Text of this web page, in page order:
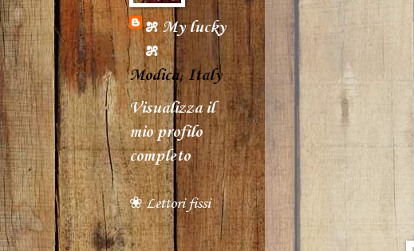
೫ My lucky
೫
Modica, Italy
Visualizza il
mio profilo
completo
❀ Lettori fissi